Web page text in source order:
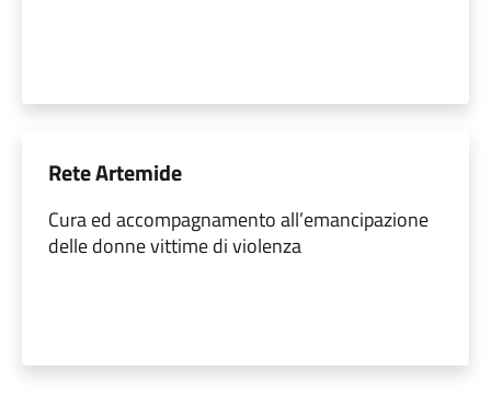
Rete Artemide
Cura ed accompagnamento all’emancipazione
delle donne vittime di violenza